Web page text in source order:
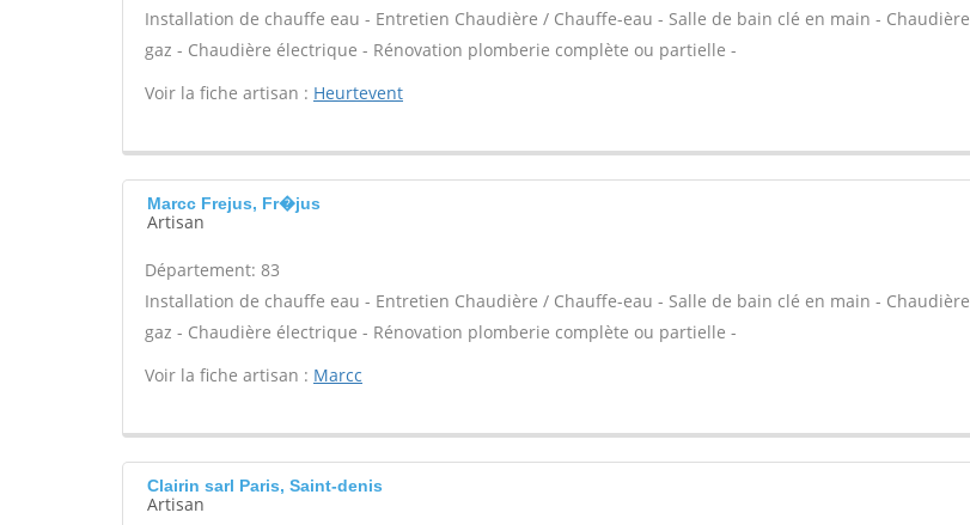
Installation de chauffe eau - Entretien Chaudière / Chauffe-eau - Salle de bain clé en main - Chaudière
gaz - Chaudière électrique - Rénovation plomberie complète ou partielle -
Voir la fiche artisan : Heurtevent
Marcc Frejus, Fr�jus
Artisan
Département: 83
Installation de chauffe eau - Entretien Chaudière / Chauffe-eau - Salle de bain clé en main - Chaudière
gaz - Chaudière électrique - Rénovation plomberie complète ou partielle -
Voir la fiche artisan : Marcc
Clairin sarl Paris, Saint-denis
Artisan